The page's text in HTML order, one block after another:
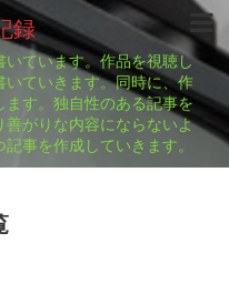
録
いています。作品を視聴し
いていきます。同時に、作
す。独自性のある記事を
がりな内容にならないよ
事を作成していきます。